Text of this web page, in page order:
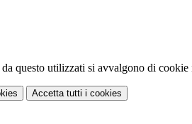
questo utilizzati si avvalgono di
Accetta tutti i cookies